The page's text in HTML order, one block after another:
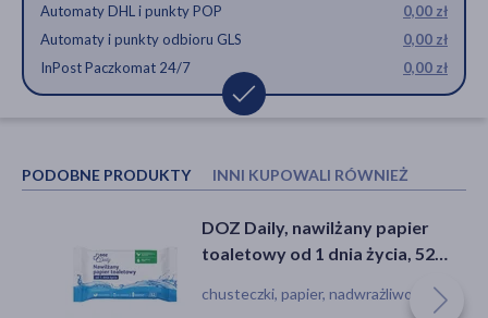
Automaty DHL i punkty POP
0,00 zł
Automaty i punkty odbioru GLS
0,00 zł
InPost Paczkomat 24/7
0,00 zł
PODOBNE PRODUKTY INNI KUPOWALI RÓWNIEŻ
DOZ Daily, nawilżany papier
toaletowy od 1 dnia życia, 52
chusteczki, papier, nadwrażliwość
Zestaw 2x DOZ Daily, chusteczki
higieniczne, karton, 90 szt.
zestaw, środki higieniczne, chusteczki